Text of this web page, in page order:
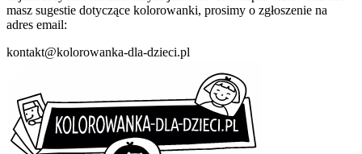
masz sugestie dotyczące kolorowanki, prosimy o zgłoszenie na
adres email:
kontakt@kolorowanka-dla-dzieci.pl